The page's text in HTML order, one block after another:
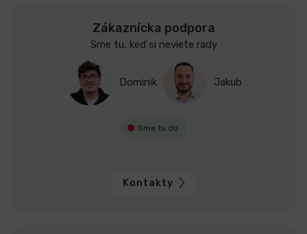
Zákaznícka podpora
Sme tu, keď si neviete rady
Dominik Jakub
Sme tu do
Kontakty